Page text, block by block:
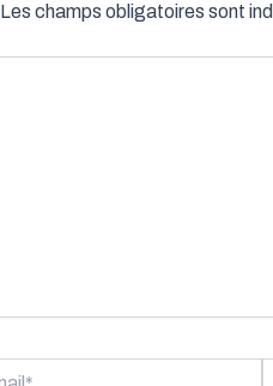
Les champs obligatoires sont